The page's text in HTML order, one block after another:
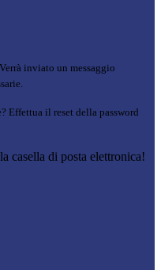
Verrà inviato un messaggio
Effettua il reset della password
casella di posta elettronica!